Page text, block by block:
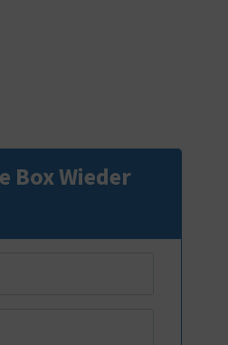
Box Wieder